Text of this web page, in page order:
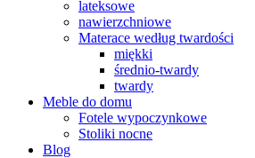
lateksowe
nawierzchniowe
Materace według twardości
miękki
średnio-twardy
twardy
Meble do domu
Fotele wypoczynkowe
Stoliki nocne
Blog